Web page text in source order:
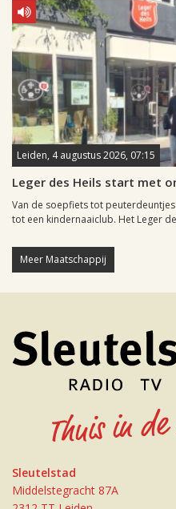
Leiden, 4 augustus 2026, 07:15
Leger des Heils start met
Van de soepfiets tot
tot een kindernaaiclub. Het Leger
Meer Maatschappij
Sleutelstad
Middelstegracht 87A